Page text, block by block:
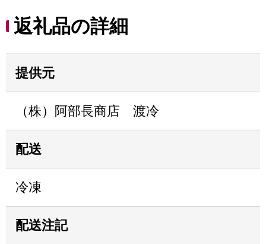
返礼品の詳細
提供元
（株）阿部長商店 渡冷
配送
冷凍
配送注記